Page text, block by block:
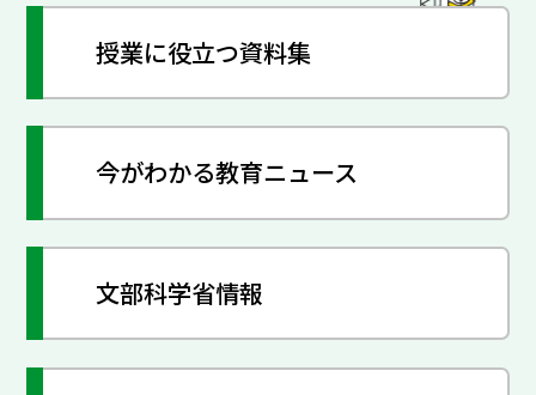
授業に役立つ資料集
今がわかる教育ニュース
文部科学省情報